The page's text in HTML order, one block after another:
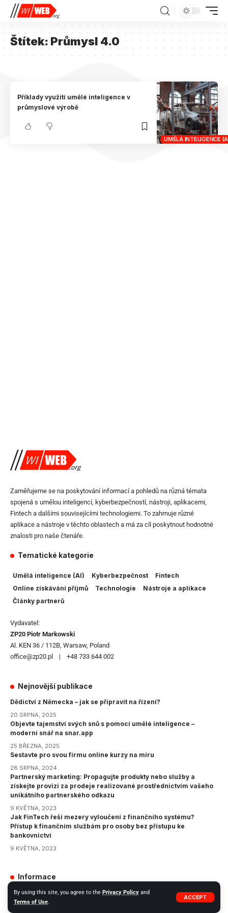
By using this site, you agree to the Privacy Policy and
Terms of Use.
ACCEPT
Štítek:Průmysl 4.0
UMĚLÁ INTELIGENCE
Příklady využití umělé inteligence v
průmyslové výrobě
Zaměřujeme se na poskytování informací a pohledů na různá témata
spojená s umělou inteligencí, kyberbezpečností, nástroji, aplikacemi,
Fintech a dalšími souvisejícími technologiemi. To zahrnuje různé
aplikace a nástroje v těchto oblastech a má za cíl poskytnout hodnotné
znalosti pro naše čtenáře.
Tematické kategorie
Umělá inteligence (AI) Kyberbezpečnost
Fintech
Online získávání příjmů
Technologie
Nástroje a aplikace
Články partnerů
Vydavatel:
ZP20 Piotr Markowski
Al. KEN 36 / 112B, Warsaw, Poland
office@zp20.pl | +48 733 644 002
Nejnovější publikace
Dědictví z Německa – jak se připravit na řízení?
20 SRPNA, 2025
Objevte tajemství svých snů s pomocí umělé inteligence –
moderní snář na snar.app
25 BŘEZNA, 2025
Sestavte pro svou firmu online kurzy na míru
28 SRPNA, 2024
Partnerský marketing: Propagujte produkty nebo služby a
získejte provizi za prodeje realizované prostřednictvím vašeho
unikátního partnerského odkazu
9 KVĚTNA, 2023
Jak FinTech řeší mezery vyloučení z finančního systému?
Přístup k finančním službám pro osoby bez přístupu ke
bankovnictví
9 KVĚTNA, 2023
Informace
GDPR